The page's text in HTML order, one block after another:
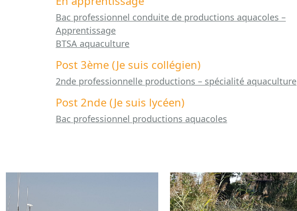
Bac professionnel conduite de productions aquacoles –
Apprentissage
BTSA aquaculture
Post 3ème (Je suis collégien)
2nde professionnelle productions – spécialité aquaculture
Post 2nde (Je suis lycéen)
Bac professionnel productions aquacoles